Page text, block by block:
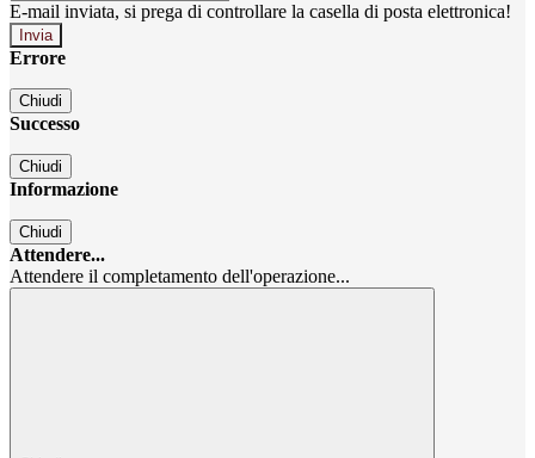
E-mail inviata, si prega di controllare la casella di posta elettronica!
Errore
Chiudi
Successo
Chiudi
Informazione
Chiudi
Attendere...
Attendere il completamento dell'operazione...